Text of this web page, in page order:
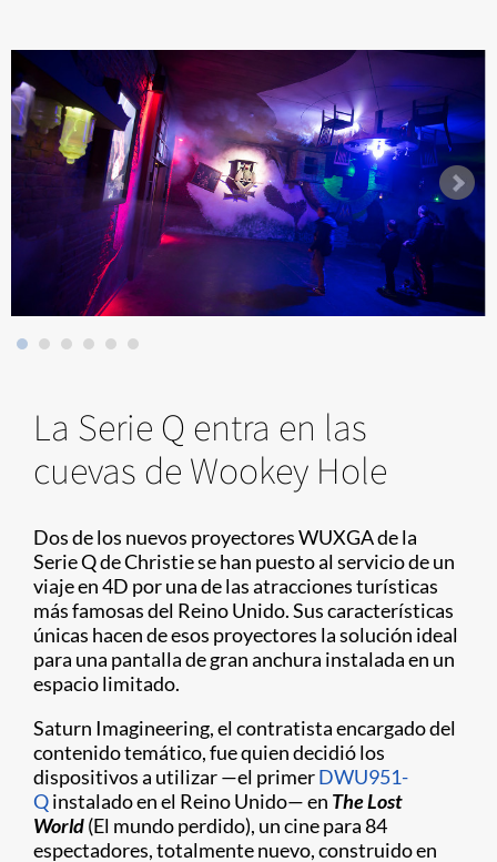
La Serie Q entra en las
cuevas de Wookey Hole
Dos de los nuevos proyectores WUXGA de la
Serie Q de Christie se han puesto al servicio de un
viaje en 4D por una de las atracciones turísticas
más famosas del Reino Unido. Sus características
únicas hacen de esos proyectores la solución ideal
para una pantalla de gran anchura instalada en un
espacio limitado.
Saturn Imagineering, el contratista encargado del
contenido temático, fue quien decidió los
dispositivos a utilizar —el primerDWU951-
Qinstalado en el Reino Unido— en The Lost
World(El mundo perdido), un cine para 84
espectadores, totalmente nuevo, construido en